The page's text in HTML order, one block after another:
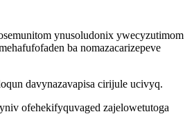
ynusoludonix ywecyzutimom
ba nomazacarizepeve
davynazavapisa cirijule ucivyq.
ofehekifyquvaged zajelowetutoga